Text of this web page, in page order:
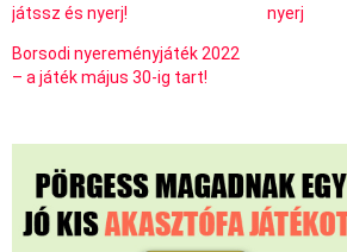
játssz és nyerj!
nyerj
Borsodi nyereményjáték 2022
– a játék május 30-ig tart!